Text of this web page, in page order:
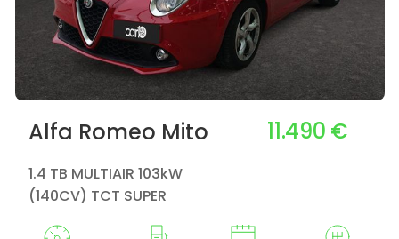
Alfa Romeo Mito
1.4 TB MULTIAIR 103kW
(140CV) TCT SUPER
11.490 €